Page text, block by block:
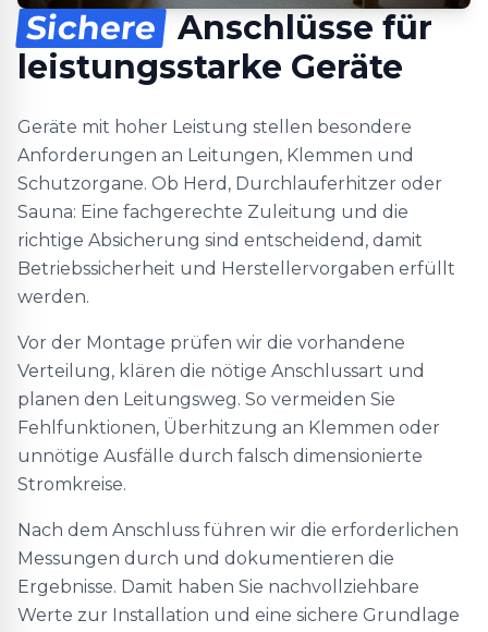
Sichere Anschlüsse für
leistungsstarke Geräte
Geräte mit hoher Leistung stellen besondere
Anforderungen an Leitungen, Klemmen und
Schutzorgane. Ob Herd, Durchlauferhitzer oder
Sauna: Eine fachgerechte Zuleitung und die
richtige Absicherung sind entscheidend, damit
Betriebssicherheit und Herstellervorgaben erfüllt
werden.
Vor der Montage prüfen wir die vorhandene
Verteilung, klären die nötige Anschlussart und
planen den Leitungsweg. So vermeiden Sie
Fehlfunktionen, Überhitzung an Klemmen oder
unnötige Ausfälle durch falsch dimensionierte
Stromkreise.
Nach dem Anschluss führen wir die erforderlichen
Messungen durch und dokumentieren die
Ergebnisse. Damit haben Sie nachvollziehbare
Werte zur Installation und eine sichere Grundlage